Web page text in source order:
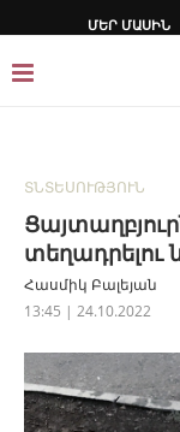
ՄԵՐ ՄԱՍԻՆ
ՏՆՏԵՍՈՒԹՅՈՒՆ
տեղադրելու
Հասմիկ Բալեյան
13:45 | 24.10.2022